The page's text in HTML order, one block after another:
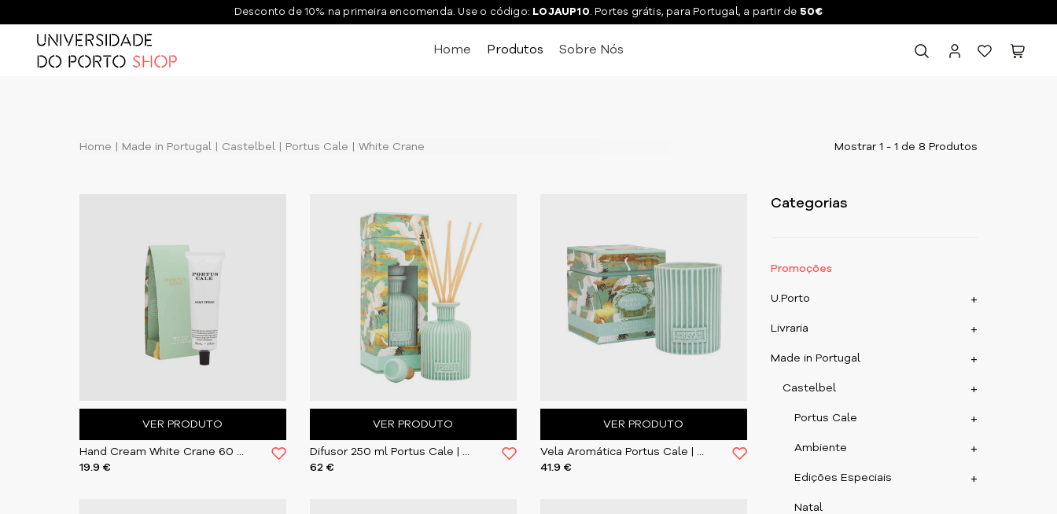
Desconto de 10% na primeira encomenda. Use o código: LOJAUP10 . Portes grátis, para Portugal, a partir de 50€
Home Produtos Sobre Nós
Home Made in Portugal Castelbel Portus Cale White Crane Mostrar 1 - 1 de 8 Produtos
VER PRODUTO
Hand Cream White Crane 60 ml | Castelbel
19.9 €
VER PRODUTO
Difusor 250 ml Portus Cale | White Crane
62 €
VER PRODUTO
Vela Aromática Portus Cale | White Crane
41.9 €
Categorias
Promoções
+
U.Porto
+
Livraria
+
Made in Portugal
+
Castelbel
+
Portus Cale
+
Ambiente
+
Edições Especiais
Natal